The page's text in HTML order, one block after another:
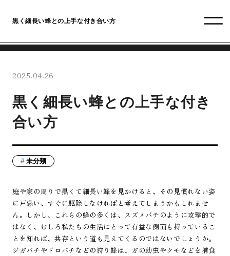
黒く細長い蜂との上手な付き合い方
2025.04.26
黒く細長い蜂との上手な付き
合い方
未分類
庭や家の周りで黒くて細長い蜂を見かけると、その見慣れない姿
に戸惑い、すぐに駆除しなければと考えてしまうかもしれませ
ん。しかし、これらの蜂の多くは、スズメバチのように攻撃的で
はなく、むしろ私たちの生活にとって有益な側面も持っているこ
とを知れば、共存という道も見えてくるのではないでしょうか。
ジガバチやドロバチなどの狩り蜂は、ガの幼虫やクモなどを捕食